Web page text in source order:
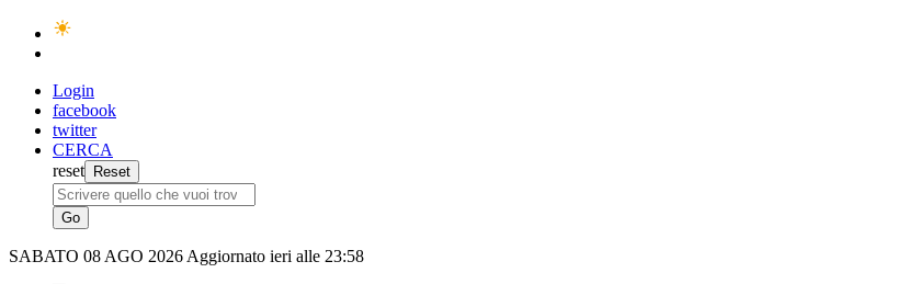
Login
facebook
twitter
CERCA
reset
SABATO 08 AGO 2026 Aggiornato ieri alle 23:58